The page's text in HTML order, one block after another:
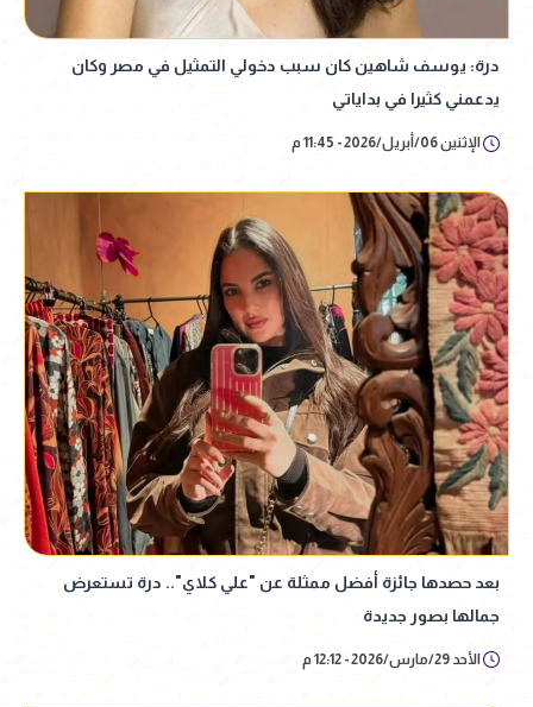
درة: يوسف شاهين كان سبب دخولي التمثيل في مصر وكان
يدعمني كثيرا في بداياتي
الإثنين 06/أبريل/2026 - 11:45 م
بعد حصدها جائزة أفضل ممثلة عن "علي كلاي".. درة تستعرض
جمالها بصور جديدة
الأحد 29/مارس/2026 - 12:12 م